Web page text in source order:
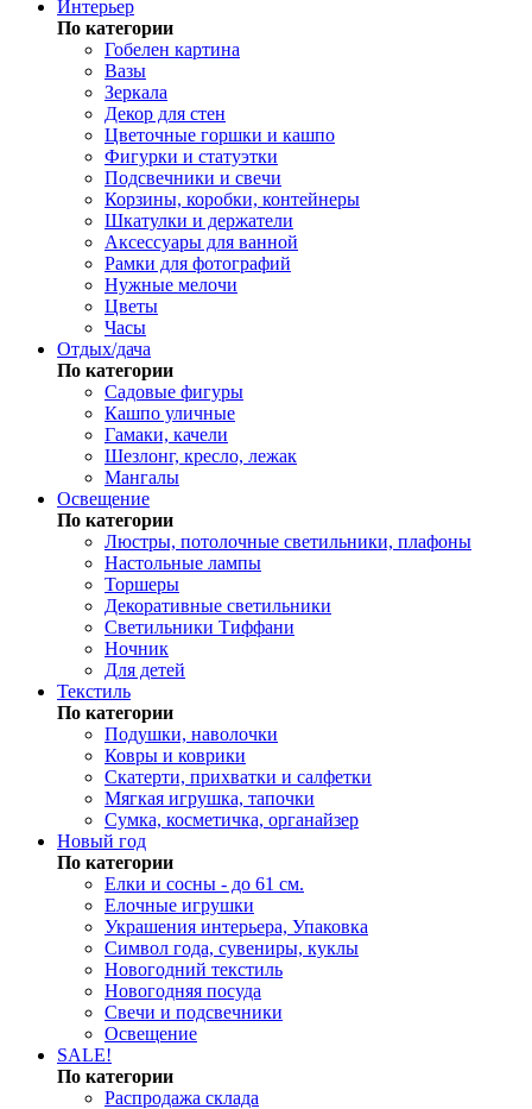
Интерьер
По категории
Гобелен картина
Вазы
Зеркала
Декор для стен
Цветочные горшки и кашпо
Фигурки и статуэтки
Подсвечники и свечи
Корзины, коробки, контейнеры
Шкатулки и держатели
Аксессуары для ванной
Рамки для фотографий
Нужные мелочи
Цветы
Часы
Отдых/дача
По категории
Садовые фигуры
Кашпо уличные
Гамаки, качели
Шезлонг, кресло, лежак
Мангалы
Освещение
По категории
Люстры, потолочные светильники, плафоны
Настольные лампы
Торшеры
Декоративные светильники
Светильники Тиффани
Ночник
Для детей
Текстиль
По категории
Подушки, наволочки
Ковры и коврики
Скатерти, прихватки и салфетки
Мягкая игрушка, тапочки
Сумка, косметичка, органайзер
Новый год
По категории
Елки и сосны - до 61 см.
Елочные игрушки
Украшения интерьера, Упаковка
Символ года, сувениры, куклы
Новогодний текстиль
Новогодняя посуда
Свечи и подсвечники
Освещение
SALE!
По категории
Распродажа склада